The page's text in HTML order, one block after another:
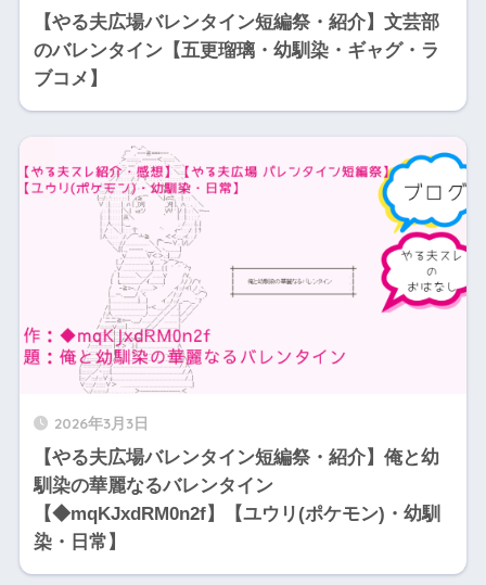
【やる夫広場バレンタイン短編祭・紹介】文芸部
のバレンタイン【五更瑠璃・幼馴染・ギャグ・ラ
ブコメ】
2026年3月3日
【やる夫広場バレンタイン短編祭・紹介】俺と幼
馴染の華麗なるバレンタイン
【◆mqKJxdRM0n2f】【ユウリ(ポケモン)・幼馴
染・日常】